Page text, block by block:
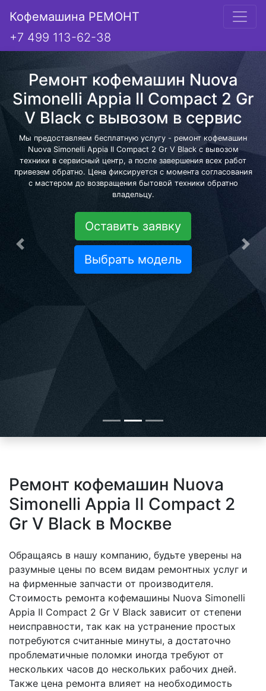
Кофемашина РЕМОНТ
+7 499 113-62-38
Ремонт кофемашин Nuova
Simonelli Appia II Compact 2 Gr
V Black с вывозом в сервис
Мы предоставляем бесплатную услугу - ремонт кофемашин
Nuova Simonelli Appia II Compact 2 Gr V Black с вывозом
техники в сервисный центр, а после завершения всех работ
привезем обратно. Цена фиксируется с момента согласования
с мастером до возвращения бытовой техники обратно
владельцу.
Оставить заявку
Выбрать модель
Предыдущая
Ремонт кофемашин Nuova
Simonelli Appia II Compact 2
Gr V Black в Москве
Обращаясь в нашу компанию, будьте уверены на
разумные цены по всем видам ремонтных услуг и
на фирменные запчасти от производителя.
Стоимость ремонта кофемашины Nuova Simonelli
Appia II Compact 2 Gr V Black зависит от степени
неисправности, так как на устранение простых
потребуются считанные минуты, а достаточно
проблематичные поломки иногда требуют от
нескольких часов до нескольких рабочих дней.
Также цена ремонта влияет на необходимость